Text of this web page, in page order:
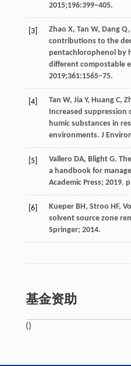
2015;196:399–405.
[3]
Zhao X, Tan W, Dang
contributions to the
pentachlorophenol by
different compostable
2019;361:1565–75.
[4]
Tan W, Jia Y, Huang C,
Increased
humic substances in
environments. J
[5]
Vallero DA, Blight G.
a handbook for
Academic Press; 2019.
[6]
Kueper BH, Stroo HF,
solvent source zone
Springer; 2014.
基金资助
()